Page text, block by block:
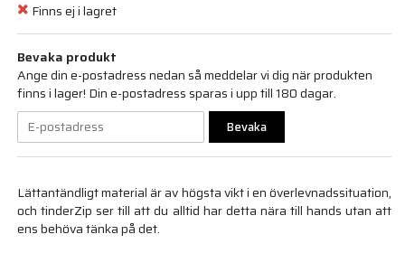
Finns ej i lagret
Bevaka produkt
Ange din e-postadress nedan så meddelar vi dig när produkten
finns i lager! Din e-postadress sparas i upp till 180 dagar.
Bevaka
Lättantändligt material är av högsta vikt i en överlevnadssituation,
och tinderZip ser till att du alltid har detta nära till hands utan att
ens behöva tänka på det.